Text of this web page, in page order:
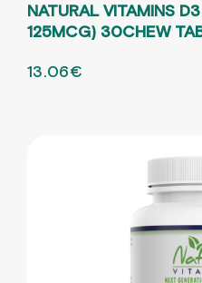
NATURAL VITAMINS
125ΜCG) 30CHEW
ORIGINAL PRICE WAS:
13.06€